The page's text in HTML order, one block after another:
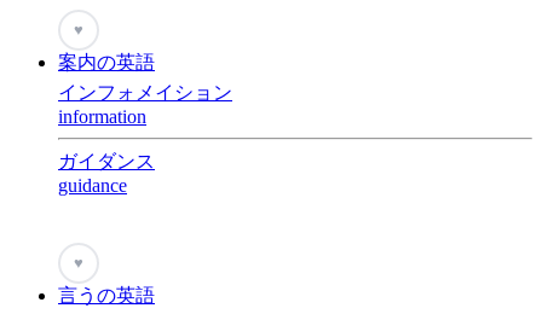
♥
案内の英語
インフォメイション
information
ガイダンス
guidance
♥
言うの英語